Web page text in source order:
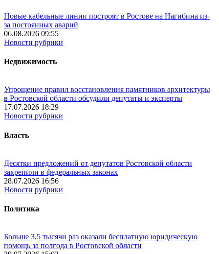
Новые кабельные линии построят в Ростове на Нагибина из-
за постоянных аварий
06.08.2026 09:55
Новости рубрики
Недвижимость
Упрощение правил восстановления памятников архитектуры
в Ростовской области обсудили депутаты и эксперты
17.07.2026 18:29
Новости рубрики
Власть
Десятки предложений от депутатов Ростовской области
закрепили в федеральных законах
28.07.2026 16:56
Новости рубрики
Политика
Больше 3,5 тысячи раз оказали бесплатную юридическую
помощь за полгода в Ростовской области